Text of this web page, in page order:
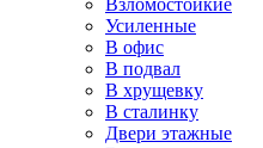
Усиленные
В офис
В подвал
В хрущевку
В сталинку
Двери этажные